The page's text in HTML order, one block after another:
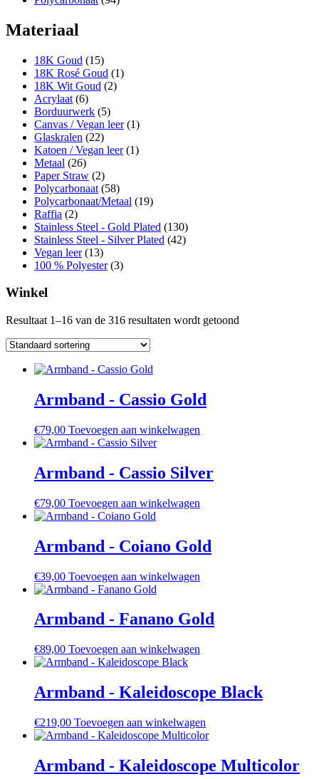
Materiaal
18K Goud (15)
18K Rosé Goud (1)
18K Wit Goud (2)
Acrylaat (6)
Borduurwerk (5)
Canvas / Vegan leer (1)
Glaskralen (22)
Katoen / Vegan leer (1)
Metaal (26)
Paper Straw (2)
Polycarbonaat (58)
Polycarbonaat/Metaal (19)
Raffia (2)
Stainless Steel - Gold Plated (130)
Stainless Steel - Silver Plated (42)
Vegan leer (13)
100 % Polyester (3)
Winkel
Resultaat 1–16 van de 316 resultaten wordt getoond
Armband - Cassio Gold
€79,00 Toevoegen aan winkelwagen
Armband - Cassio Silver
€79,00 Toevoegen aan winkelwagen
Armband - Coiano Gold
€39,00 Toevoegen aan winkelwagen
Armband - Fanano Gold
€89,00 Toevoegen aan winkelwagen
Armband - Kaleidoscope Black
€219,00 Toevoegen aan winkelwagen
Armband - Kaleidoscope Multicolor